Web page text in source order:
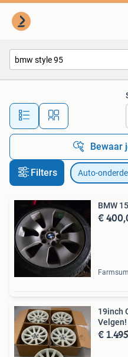
Alle
Bewaar
Filters Auto-
BMW
€
Farmsum
19inch
Velgen!
€